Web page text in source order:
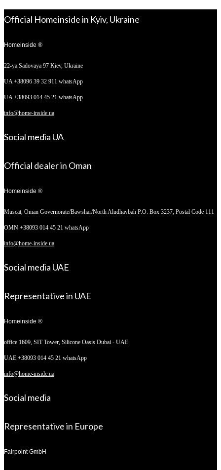
Official Homeinside in Kyiv, Ukraine
Homeinside ®
22-ya Sadovaya 97 Kiev, Ukraine
UA +38096 39 32 911 whatsApp
UA +38093 014 45 21 whatsApp
info@home-inside.ua
Social media UA
Official dealer in Oman
Homeinside ®
Muscat, Oman Governorate/Bawshar/North Aludhaybah P.O. Box 3237, Postal Code 111
OMN +38093 014 45 21 whatsApp
info@home-inside.ua
Social media UAE
Representative in UAE
Homeinside ®
office 1609, SIT Tower, Silicone Oasis Dubai - UAE
UAE +38093 014 45 21 whatsApp
info@home-inside.ua
Social media
Representative in Europe
Fairpoint GmbH